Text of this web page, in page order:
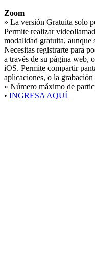
Zoom
» La versión Gratuita solo
Permite realizar
modalidad gratuita, aunque
Necesitas registrarte para
a través de su página web,
iOS. Permite compartir
aplicaciones, o la grabación
» Número máximo de
• INGRESA AQUÍ